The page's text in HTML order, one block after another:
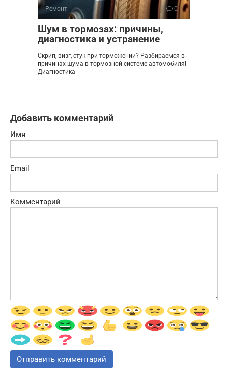
Ремонт 0
Шум в тормозах: причины,
диагностика и устранение
Скрип, визг, стук при торможении? Разбираемся в
причинах шума в тормозной системе автомобиля!
Диагностика
Добавить комментарий
Имя
Email
Комментарий